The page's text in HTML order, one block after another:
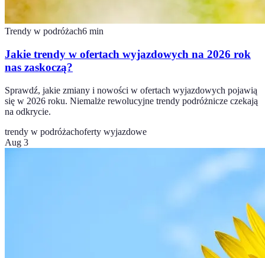
Trendy w podróżach6 min
Jakie trendy w ofertach wyjazdowych na 2026 rok
nas zaskoczą?
Sprawdź, jakie zmiany i nowości w ofertach wyjazdowych pojawią
się w 2026 roku. Niemalże rewolucyjne trendy podróżnicze czekają
na odkrycie.
trendy w podróżachoferty wyjazdowe
Aug 3